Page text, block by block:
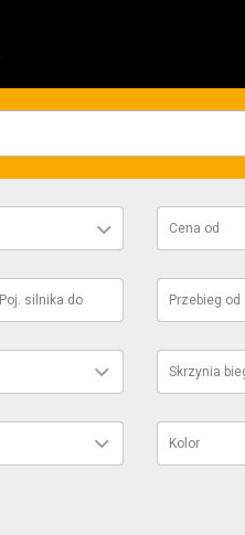
Cena od
Poj. silnika do Przebieg od
Skrzynia
Kolor